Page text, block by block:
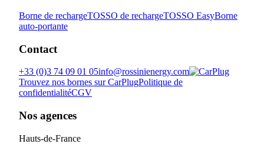
Borne de rechargeTOSSO de rechargeTOSSO EasyBorne
auto-portante
Contact
+33 (0)3 74 09 01 05info@rossinienergy.com
Trouvez nos bornes sur CarPlugPolitique de
confidentialitéCGV
Nos agences
Hauts-de-France